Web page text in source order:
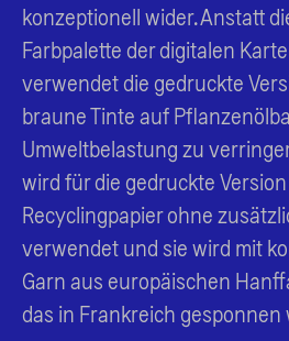
konzeptionell wider. Anstatt
Farbpalette der digitalen
verwendet die gedruckte
braune Tinte auf
Umweltbelastung zu
wird für die gedruckte
Recyclingpapier ohne
verwendet und sie wird mit
Garn aus europäischen
das in Frankreich gesponnen